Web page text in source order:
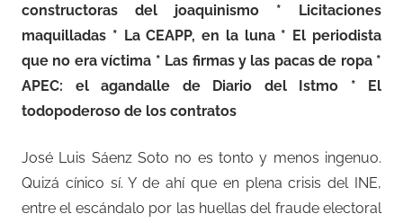
constructoras del joaquinismo * Licitaciones
maquilladas * La CEAPP, en la luna * El periodista
que no era víctima * Las firmas y las pacas de ropa *
APEC: el agandalle de Diario del Istmo * El
todopoderoso de los contratos
José Luis Sáenz Soto no es tonto y menos ingenuo.
Quizá cínico sí. Y de ahí que en plena crisis del INE,
entre el escándalo por las huellas del fraude electoral